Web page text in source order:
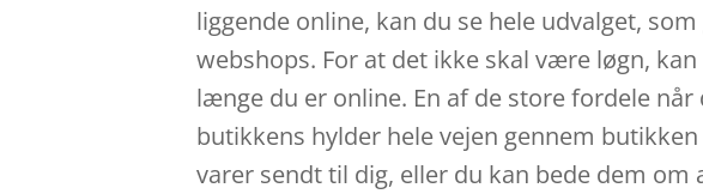
liggende online, kan du se hele udvalget,
webshops. For at det ikke skal være løgn,
længe du er online. En af de store fordele
butikkens hylder hele vejen gennem
varer sendt til dig, eller du kan bede dem